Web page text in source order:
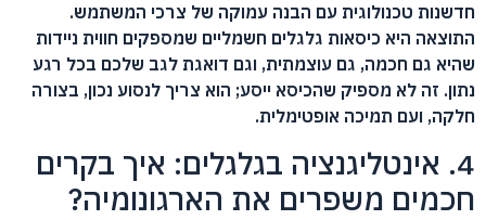
חדשנות טכנולוגית עם הבנה עמוקה של צרכי המשתמש.
התוצאה היא כיסאות גלגלים חשמליים שמספקים חווית ניידות
שהיא גם חכמה, גם עוצמתית, וגם דואגת לגב שלכם בכל רגע
נתון. זה לא מספיק שהכיסא ייסע; הוא צריך לנסוע נכון, בצורה
חלקה, ועם תמיכה אופטימלית.
4. אינטליגנציה בגלגלים: איך בקרים
חכמים משפרים את הארגונומיה?